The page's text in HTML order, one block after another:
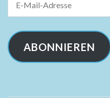
Mail-
ABONNIEREN